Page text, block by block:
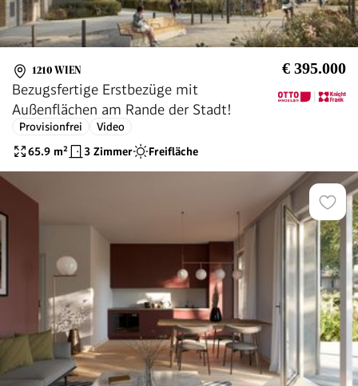
1210 WIEN € 395.000
Bezugsfertige Erstbezüge mit
Außenflächen am Rande der Stadt!
Provisionfrei
Video
65.9 m² 3 Zimmer Freifläche